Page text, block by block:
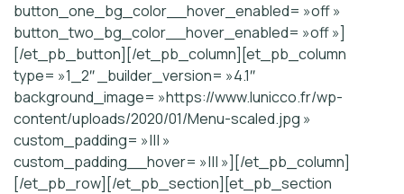
button_one_bg_color__hover_enabled= »off »
button_two_bg_color__hover_enabled= »off »]
[/et_pb_button][/et_pb_column][et_pb_column
type= »1_2″ _builder_version= »4.1″
background_image= »https://www.lunicco.fr/wp-
content/uploads/2020/01/Menu-scaled.jpg »
custom_padding= »||| »
custom_padding__hover= »||| »][/et_pb_column]
[/et_pb_row][/et_pb_section][et_pb_section